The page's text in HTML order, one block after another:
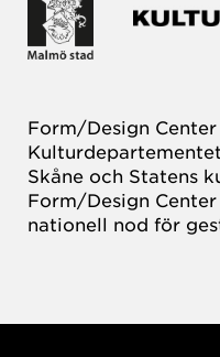
Form/Design
Skåne och Statens
Form/Design
nationell nod för